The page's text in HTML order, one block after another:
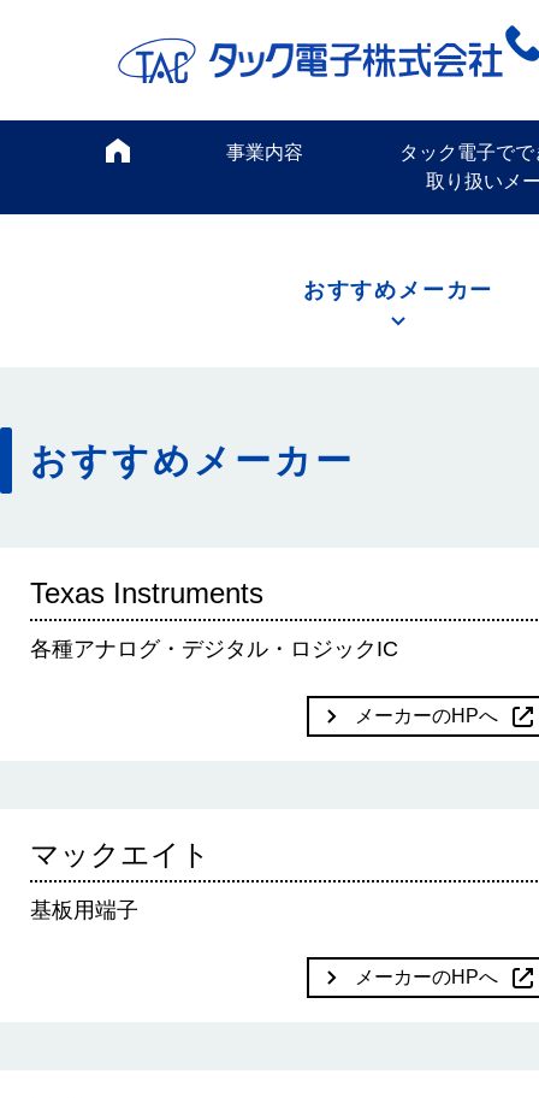
事業内容
タック電子で
取り扱いメ
おすすめメーカー
おすすめメーカー
Texas Instruments
各種アナログ・デジタル・ロジックIC
メーカーのHPへ
マックエイト
基板用端子
メーカーのHPへ